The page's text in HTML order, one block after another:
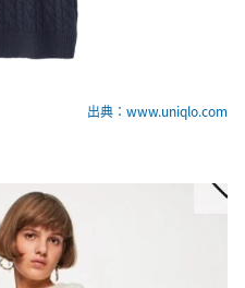
出典：www.uniqlo.com